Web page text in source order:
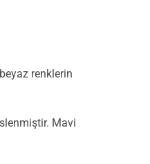
renklerin
Mavi